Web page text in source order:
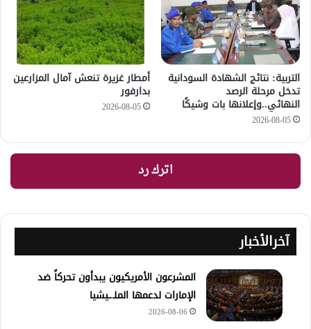
التربية: نتائج الشهادة السودانية
تدخل مرحلة الرصد
النهائي..وإعلانها بات وشيكًا
2026-08-05
أمطار غزيرة تنعش آمال المزارعين
بدارفور
2026-08-05
اترك رد
آخرالأخبار
المشرعون الأمريكيون يبدأون تحركاً ضد
الإمارات لدعمها الملـ.ـيشيا
2026-08-06